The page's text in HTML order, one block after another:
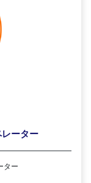
ーター
ター